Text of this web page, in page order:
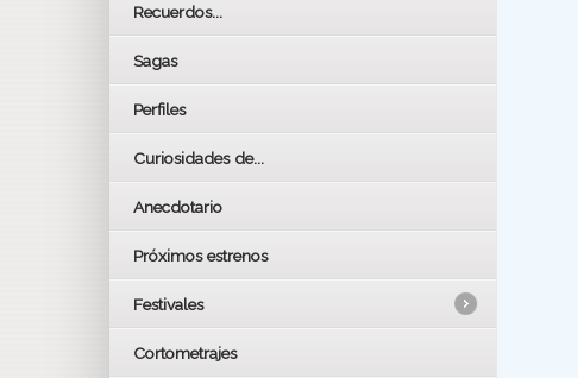
Recuerdos...
Sagas
Perfiles
Curiosidades de...
Anecdotario
Próximos estrenos
Festivales
LOS OSCARS
Cortometrajes